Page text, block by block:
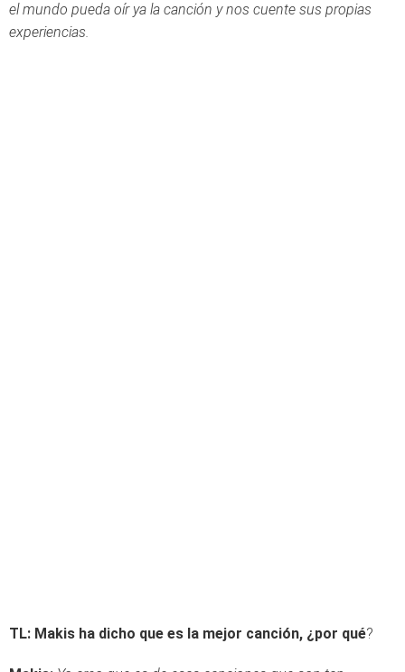
el mundo pueda oír ya la canción y nos cuente sus propias
experiencias.
TL: Makis ha dicho que es la mejor canción, ¿por qué?